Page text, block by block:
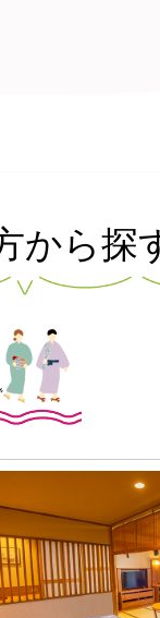
から探